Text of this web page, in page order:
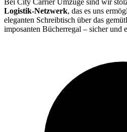
Logistik-Netzwerk, das es uns
eleganten Schreibtisch über das
imposanten Bücherregal – sicher und